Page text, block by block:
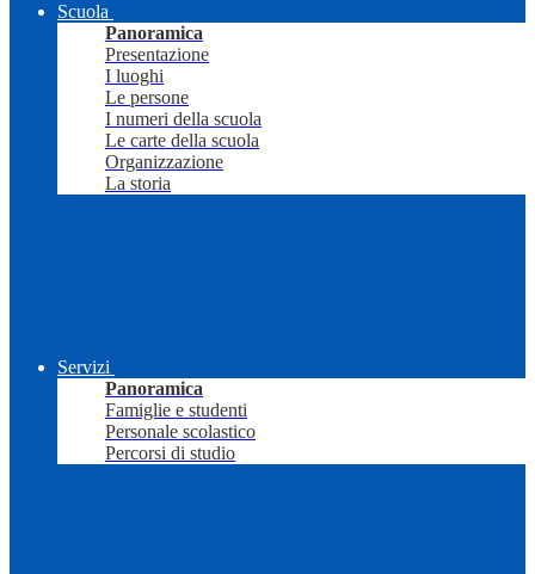
Scuola
Panoramica
Presentazione
I luoghi
Le persone
I numeri della scuola
Le carte della scuola
Organizzazione
La storia
Servizi
Panoramica
Famiglie e studenti
Personale scolastico
Percorsi di studio